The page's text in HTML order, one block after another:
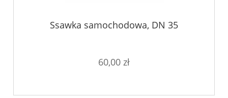
Ssawka samochodowa, DN 35
60,00 zł